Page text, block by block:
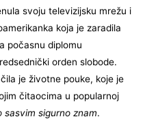
svoju televizijsku mrežu i
koja je zaradila
počasnu diplomu
orden slobode.
je životne pouke, koje je
čitaocima u popularnoj
sasvim sigurno znam.